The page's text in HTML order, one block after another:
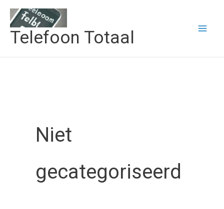
naar
Telefoon Totaal
Niet
gecategoriseerd